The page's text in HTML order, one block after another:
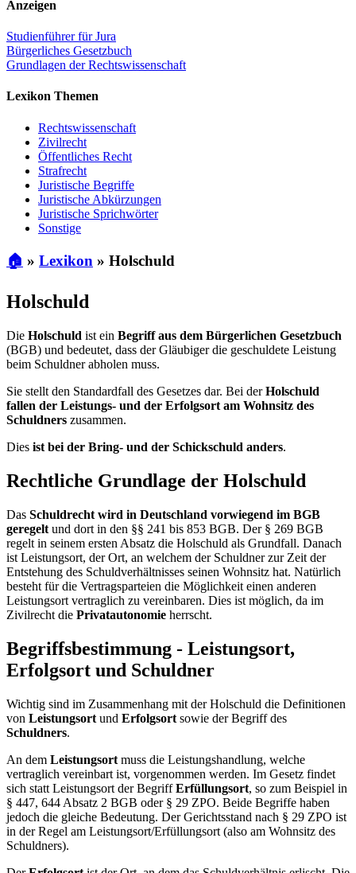
Anzeigen
Studienführer für Jura
Bürgerliches Gesetzbuch
Grundlagen der Rechtswissenschaft
Lexikon Themen
Rechtswissenschaft
Zivilrecht
Öffentliches Recht
Strafrecht
Juristische Begriffe
Juristische Abkürzungen
Juristische Sprichwörter
Sonstige
🏠 » Lexikon » Holschuld
Holschuld
Die Holschuld ist ein Begriff aus dem Bürgerlichen Gesetzbuch
(BGB) und bedeutet, dass der Gläubiger die geschuldete Leistung
beim Schuldner abholen muss.
Sie stellt den Standardfall des Gesetzes dar. Bei derHolschuld
fallen der Leistungs- und der Erfolgsort am Wohnsitz des
Schuldners zusammen.
Dies ist bei der Bring- und der Schickschuld anders.
Rechtliche Grundlage der Holschuld
Das Schuldrecht wird in Deutschland vorwiegend im BGB
geregelt und dort in den §§ 241 bis 853 BGB. Der § 269 BGB
regelt in seinem ersten Absatz die Holschuld als Grundfall. Danach
ist Leistungsort, der Ort, an welchem der Schuldner zur Zeit der
Entstehung des Schuldverhältnisses seinen Wohnsitz hat. Natürlich
besteht für die Vertragsparteien die Möglichkeit einen anderen
Leistungsort vertraglich zu vereinbaren. Dies ist möglich, da im
Zivilrecht die Privatautonomie herrscht.
Begriffsbestimmung - Leistungsort,
Erfolgsort und Schuldner
Wichtig sind im Zusammenhang mit der Holschuld die Definitionen
von Leistungsort und Erfolgsort sowie der Begriff des
Schuldners.
An dem Leistungsort muss die Leistungshandlung, welche
vertraglich vereinbart ist, vorgenommen werden. Im Gesetz findet
sich statt Leistungsort der BegriffErfüllungsort, so zum Beispiel in
§ 447, 644 Absatz 2 BGB oder § 29 ZPO. Beide Begriffe haben
jedoch die gleiche Bedeutung. Der Gerichtsstand nach § 29 ZPO ist
in der Regel am Leistungsort/Erfüllungsort (also am Wohnsitz des
Schuldners).